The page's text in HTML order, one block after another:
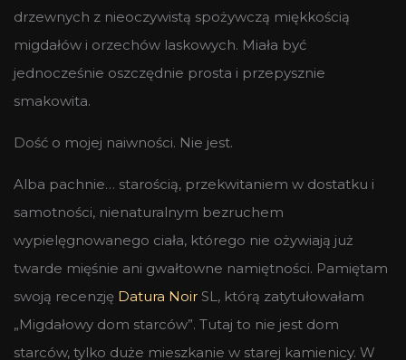
drzewnych z nieoczywistą spożywczą miękkością
migdałów i orzechów laskowych. Miała być
jednocześnie oszczędnie prosta i przepysznie
smakowita.
Dość o mojej naiwności. Nie jest.
Alba pachnie… starością, przekwitaniem w dostatku i
samotności, nienaturalnym bezruchem
wypielęgnowanego ciała, którego nie ożywiają już
twarde mięśnie ani gwałtowne namiętności. Pamiętam
swoją recenzję Datura Noir SL, którą zatytułowałam
„Migdałowy dom starców”. Tutaj to nie jest dom
starców, tylko duże mieszkanie w starej kamienicy. W